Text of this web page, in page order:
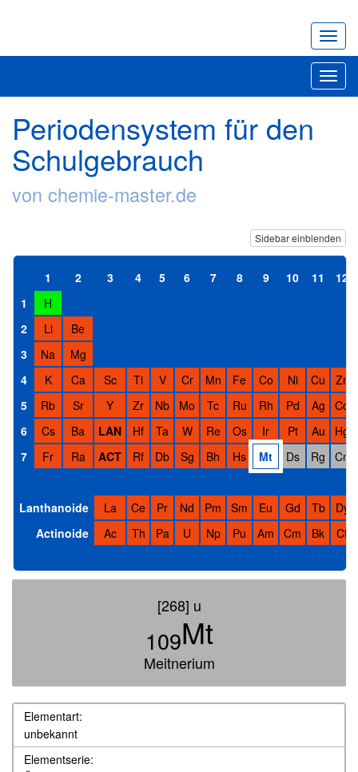
ein-/
Periodensystem für den
Schulgebrauch
von chemie-master.de
Sidebar einblenden
1 2 3 4 5 6 7 8 9 10 11
12
1
H
2
Li
Be
3
Na
Mg
4
K Ca Sc Ti V Cr Mn Fe Co Ni Cu
Zn
5
Rb Sr Y Zr Nb Mo Tc Ru Rh Pd Ag
Cd
6
Cs Ba LAN Hf Ta W Re Os Ir Pt Au
Hg
7
Fr Ra ACT Rf Db Sg Bh Hs Mt Ds Rg Cn
Lanthanoide La Ce Pr Nd Pm Sm Eu Gd Tb
Dy
Actinoide
Ac Th Pa U Np Pu Am Cm Bk Cf
[268] u
109Mt
Meitnerium
Elementart:
unbekannt
Elementserie: